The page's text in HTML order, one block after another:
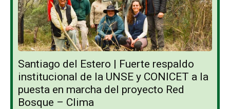
Santiago del Estero | Fuerte respaldo
institucional de la UNSE y CONICET a la
puesta en marcha del proyecto Red
Bosque – Clima